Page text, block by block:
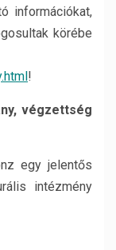
információkat,
körébe
!
végzettség
egy jelentős
intézmény